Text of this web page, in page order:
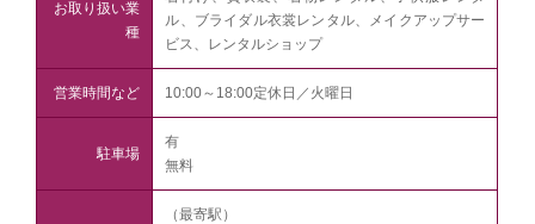
お取り扱い業
種
ル、ブライダル衣裳レンタル、メイクアップサー
ビス、レンタルショップ
営業時間など 10:00～18:00定休日／火曜日
駐車場
有
無料
（最寄駅）